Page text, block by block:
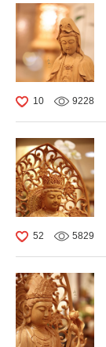
10 9228
52 5829